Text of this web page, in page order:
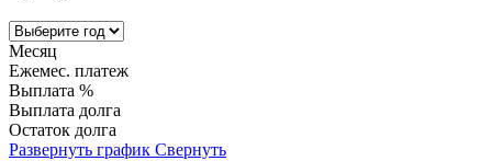
Месяц
Ежемес. платеж
Выплата %
Выплата долга
Остаток долга
Развернуть график Свернуть